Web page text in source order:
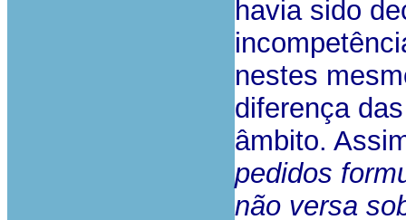
havia sido
nestes
diferença
âmbito.
pedidos
não versa